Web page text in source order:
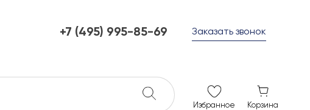
+7 (495) 995-85-69
ежедневно с 10 до 21
Заказать звонок
Избранное Корзина